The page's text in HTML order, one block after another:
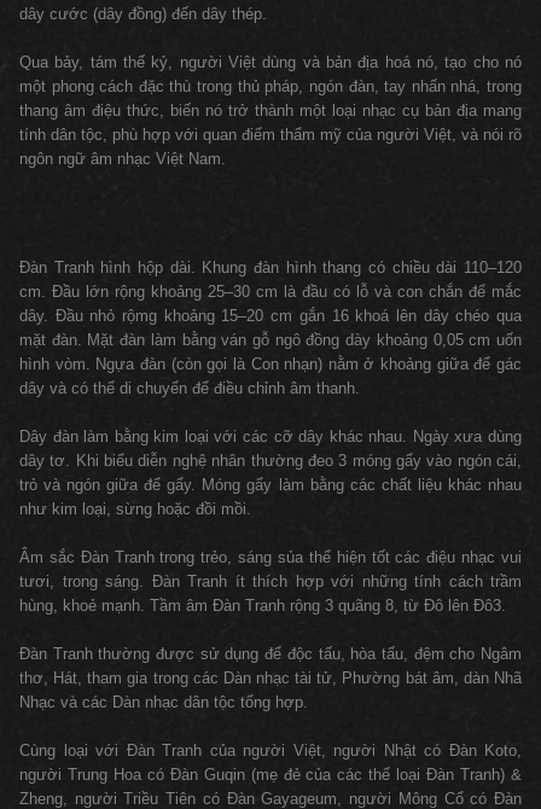
dây cước (dây đồng) đến dây thép.
Qua bảy, tám thế kỷ, người Việt dùng và bản địa hoá nó, tạo cho nó
một phong cách đặc thù trong thủ pháp, ngón đàn, tay nhấn nhá, trong
thang âm điệu thức, biến nó trở thành một loại nhạc cụ bản địa mang
tính dân tộc, phù hợp với quan điểm thẩm mỹ của người Việt, và nói rõ
ngôn ngữ âm nhạc Việt Nam.
Đàn Tranh hình hộp dài. Khung đàn hình thang có chiều dài 110–120
cm. Đầu lớn rộng khoảng 25–30 cm là đầu có lỗ và con chắn để mắc
dây. Đầu nhỏ rộmg khoảng 15–20 cm gắn 16 khoá lên dây chéo qua
mặt đàn. Mặt đàn làm bằng ván gỗ ngô đồng dày khoảng 0,05 cm uốn
hình vòm. Ngựa đàn (còn gọi là Con nhạn) nằm ở khoảng giữa để gác
dây và có thể di chuyển để điều chỉnh âm thanh.
Dây đàn làm bằng kim loại với các cỡ dây khác nhau. Ngày xưa dùng
dây tơ. Khi biểu diễn nghệ nhân thường đeo 3 móng gẩy vào ngón cái,
trỏ và ngón giữa để gẩy. Móng gẩy làm bằng các chất liệu khác nhau
như kim loại, sừng hoặc đồi mồi.
Âm sắc Đàn Tranh trong trẻo, sáng sủa thể hiện tốt các điệu nhạc vui
tươi, trong sáng. Đàn Tranh ít thích hợp với những tính cách trầm
hùng, khoẻ mạnh. Tầm âm Đàn Tranh rộng 3 quãng 8, từ Đô lên Đô3.
Đàn Tranh thường được sử dụng để độc tấu, hòa tấu, đệm cho Ngâm
thơ, Hát, tham gia trong các Dàn nhạc tài tử, Phường bát âm, dàn Nhã
Nhạc và các Dàn nhạc dân tộc tổng hợp.
Cùng loại với Đàn Tranh của người Việt, người Nhật có Đàn Koto,
người Trung Hoa có Đàn Guqin (mẹ đẻ của các thể loại Đàn Tranh) &
Zheng, người Triều Tiên có Đàn Gayageum, người Mông Cổ có Đàn